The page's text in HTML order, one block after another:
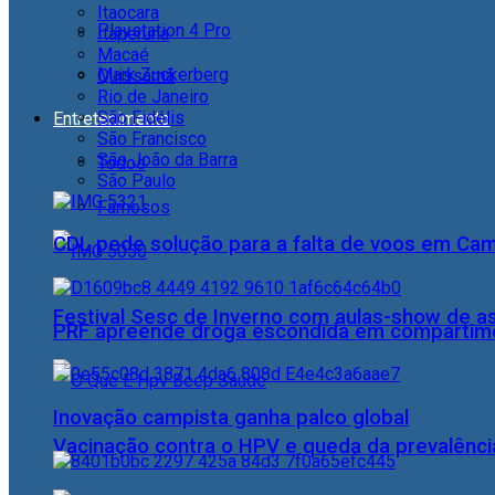
Playstation 4 Pro
Mark Zuckerberg
Entretenimento
Todos
Famosos
Festival Sesc de Inverno com aulas-show de
Vacinação contra o HPV e queda da
Itaocara
Itaperuna
Macaé
Quissamã
Rio de Janeiro
São Fidélis
São Francisco
São João da Barra
São Paulo
CDL pede solução para a falta de voos em
PRF apreende droga escondida em
Inovação campista ganha palco global